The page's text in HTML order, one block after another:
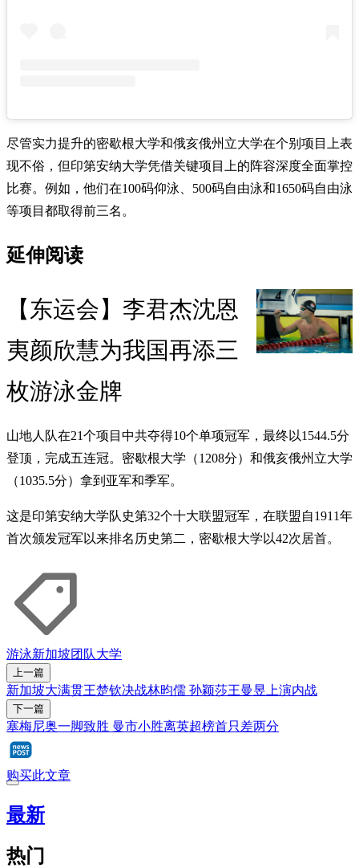
尽管实力提升的密歇根大学和俄亥俄州立大学在个别项目上表
现不俗，但印第安纳大学凭借关键项目上的阵容深度全面掌控
比赛。例如，他们在100码仰泳、500码自由泳和1650码自由泳
等项目都取得前三名。
延伸阅读
【东运会】李君杰沈恩
夷颜欣慧为我国再添三
枚游泳金牌
山地人队在21个项目中共夺得10个单项冠军，最终以1544.5分
登顶，完成五连冠。密歇根大学（1208分）和俄亥俄州立大学
（1035.5分）拿到亚军和季军。
这是印第安纳大学队史第32个十大联盟冠军，在联盟自1911年
首次颁发冠军以来排名历史第二，密歇根大学以42次居首。
游泳新加坡团队大学
上一篇
新加坡大满贯王楚钦决战林昀儒 孙颖莎王曼昱上演内战
下一篇
塞梅尼奥一脚致胜 曼市小胜离英超榜首只差两分
购买此文章
最新
热门